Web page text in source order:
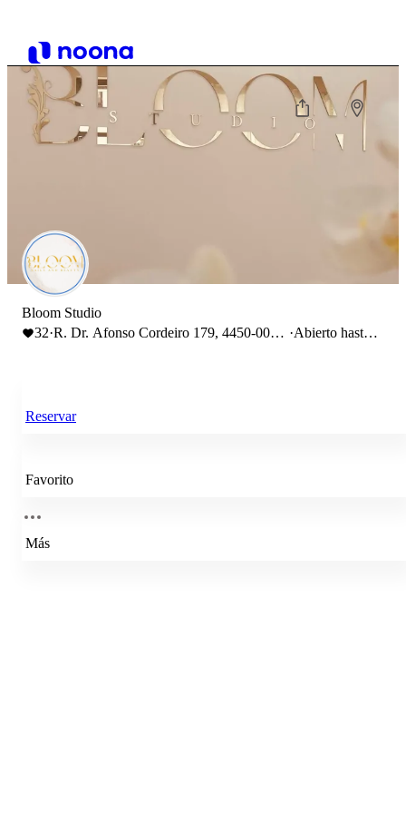
Bloom Studio
32·R. Dr. Afonso Cordeiro 179, 4450-005
·Abierto hasta
Reservar
Favorito
Más